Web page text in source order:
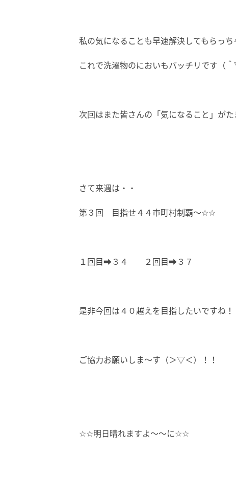
私の気になることも早速解決してもらっち
これで洗濯物のにおいもバッチリです（
次回はまた皆さんの「気になること」が
さて来週は・・
第３回 目指せ４４市町村制覇〜☆☆
１回目➡３４ ２回目➡３７
是非今回は４０越えを目指したいですね！
ご協力お願いしま〜す（＞▽＜）！！
☆☆明日晴れますよ〜〜に☆☆